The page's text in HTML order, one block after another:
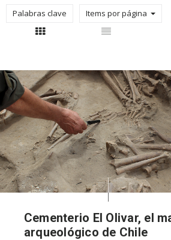
Palabras clave
Items por página
Con thumbnail Sin thumbnail
Cementerio El Olivar, el
arqueológico de Chile